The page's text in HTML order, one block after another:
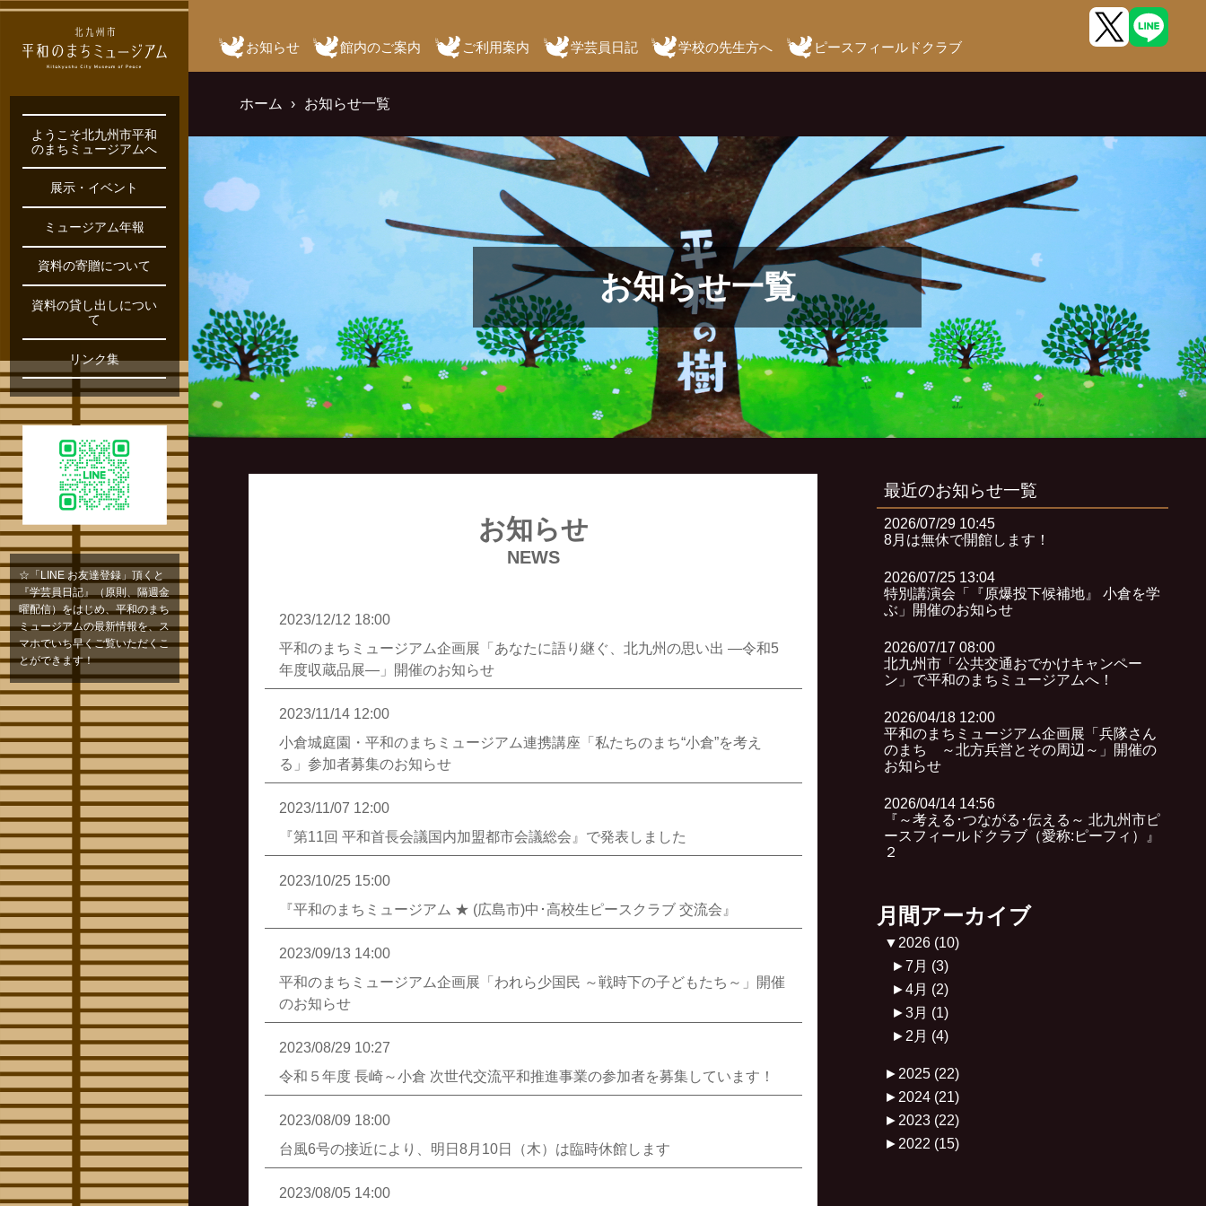
お知らせ 館内のご案内 ご利用案内 学芸員日記 学校の先生方へ ピースフィールドクラブ
ようこそ北九州市平和
のまちミュージアムへ
展示・イベント
ミュージアム年報
資料の寄贈について
資料の貸し出しについ
て
リンク集
☆「LINE お友達登録」頂くと
『学芸員日記』（原則、隔週金
曜配信）をはじめ、平和のまち
ミュージアムの最新情報を、ス
マホでいち早くご覧いただくこ
とができます！
ホーム お知らせ一覧
お知らせ一覧
お知らせ
NEWS
2023/12/12 18:00
平和のまちミュージアム企画展「あなたに語り継ぐ、北九州の思い出 ―令和5
年度収蔵品展―」開催のお知らせ
2023/11/14 12:00
小倉城庭園・平和のまちミュージアム連携講座「私たちのまち“小倉”を考え
る」参加者募集のお知らせ
2023/11/07 12:00
『第11回 平和首長会議国内加盟都市会議総会』で発表しました
2023/10/25 15:00
『平和のまちミュージアム ★ (広島市)中･高校生ピースクラブ 交流会』
2023/09/13 14:00
平和のまちミュージアム企画展「われら少国民 ～戦時下の子どもたち～」開催
のお知らせ
2023/08/29 10:27
令和５年度 長崎～小倉 次世代交流平和推進事業の参加者を募集しています！
2023/08/09 18:00
台風6号の接近により、明日8月10日（木）は臨時休館します
2023/08/05 14:00
最近のお知らせ一覧
2026/07/29 10:45
8月は無休で開館します！
2026/07/25 13:04
特別講演会「『原爆投下候補地』 小倉を学
ぶ」開催のお知らせ
2026/07/17 08:00
北九州市「公共交通おでかけキャンペー
ン」で平和のまちミュージアムへ！
2026/04/18 12:00
平和のまちミュージアム企画展「兵隊さん
のまち ～北方兵営とその周辺～」開催の
お知らせ
2026/04/14 14:56
『～考える･つながる･伝える～ 北九州市ピ
ースフィールドクラブ（愛称:ピーフィ）』
２
月間アーカイブ
▼ 2026 (10)
►7月 (3)
►4月 (2)
►3月 (1)
► 2月 (4)
► 2025 (22)
► 2024 (21)
► 2023 (22)
► 2022 (15)